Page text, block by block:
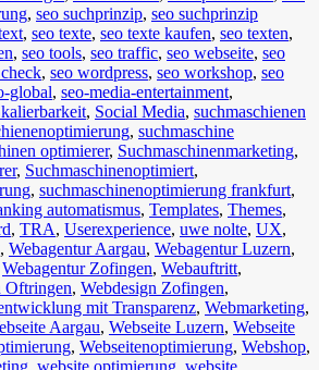
, seo suchprinzip, seo suchprinzip
, seo texte, seo texte kaufen, seo texten,
, seo tools, seo traffic, seo webseite, seo
, seo wordpress, seo workshop, seo
global, seo-media-entertainment,
, Social Media, suchmaschienen
, suchmaschine
optimierer, Suchmaschinenmarketing,
, Suchmaschinenoptimiert,
, suchmaschinenoptimierung frankfurt,
automatismus, Templates, Themes,
, TRA, Userexperience, uwe nolte, UX,
, Webagentur Aargau, Webagentur Luzern,
Webagentur Zofingen, Webauftritt,
Oftringen, Webdesign Zofingen,
mit Transparenz, Webmarketing,
Aargau, Webseite Luzern, Webseite
, Webseitenoptimierung, Webshop,